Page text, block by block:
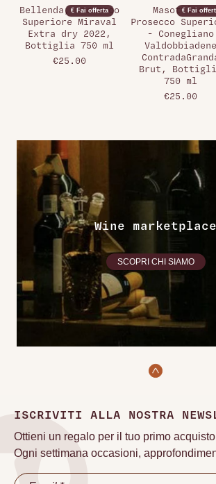
€ Fai offerta
Bellenda, Prosecco
Superiore Miraval
Extra dry 2022,
Bottiglia 750 ml
€25.00
€ Fai
Masottina,
Prosecco
- Conegliano
Valdobbiadene
Brut,
750 ml
€25.00
Wine marketplace
SCOPRI CHI SIAMO
ISCRIVITI ALLA NOSTRA
Ottieni un regalo per il tuo primo
Ogni settimana occasioni,